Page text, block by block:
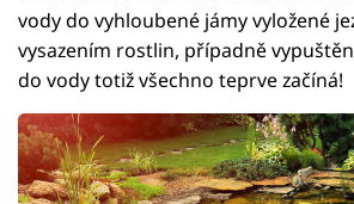
vody do vyhloubené jámy vyložené
vysazením rostlin, případně
do vody totiž všechno teprve začíná!